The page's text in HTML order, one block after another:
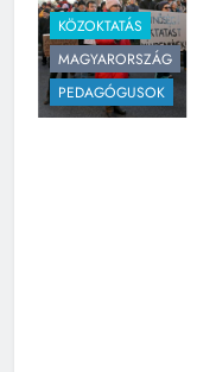
KÖZOKTATÁS
MAGYARORSZÁG
PEDAGÓGUSOK